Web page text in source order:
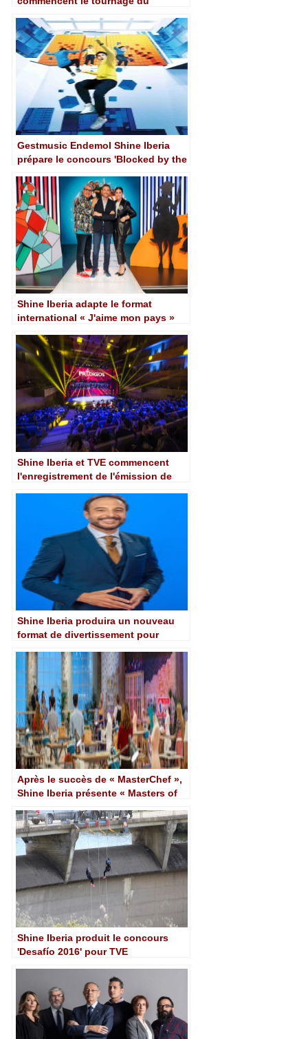
Gestmusic Endemol Shine Iberia
prépare le concours 'Blocked by the
Shine Iberia adapte le format
international « J'aime mon pays »
Shine Iberia et TVE commencent
l'enregistrement de l'émission de
Shine Iberia produira un nouveau
format de divertissement pour
Après le succès de « MasterChef »,
Shine Iberia présente « Masters of
Shine Iberia produit le concours
'Desafío 2016' pour TVE